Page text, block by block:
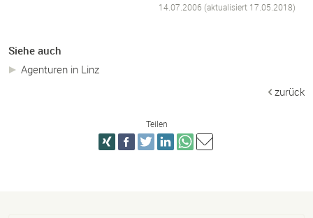
14.07.2006 (aktualisiert 17.05.2018)
Siehe auch
Agenturen in Linz
zurück
Teilen